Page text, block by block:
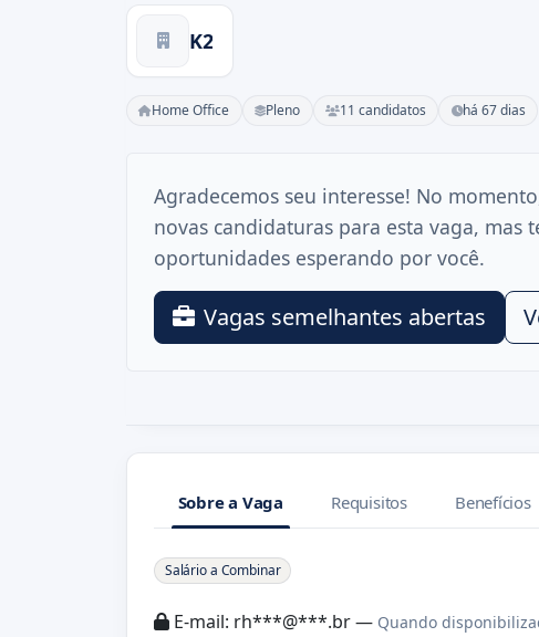
K2
Home Office Pleno 11 candidatos há 67 dias
Agradecemos seu interesse! No
novas candidaturas para esta vaga, mas
oportunidades esperando por você.
Vagas semelhantes abertas
Sobre a Vaga Requisitos Benefícios
Sobre a Vaga
Salário a Combinar
E-mail: rh***@***.br — Quando